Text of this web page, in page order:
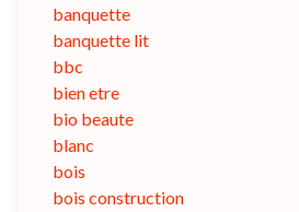
banquette
banquette lit
bbc
bien etre
bio beaute
blanc
bois
bois construction